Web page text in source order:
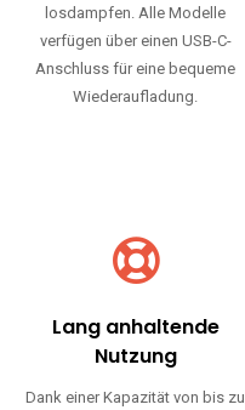
losdampfen. Alle Modelle
verfügen über einen USB-C-
Anschluss für eine bequeme
Wiederaufladung.
Lang anhaltende
Nutzung
Dank einer Kapazität von bis zu